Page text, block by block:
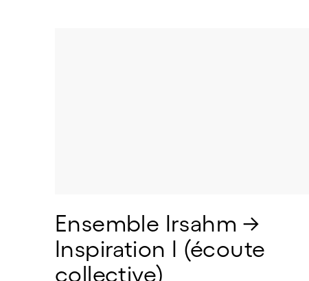
Ensemble Irsahm →
Inspiration I (écoute
collective)